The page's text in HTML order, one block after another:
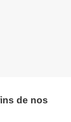
de nos